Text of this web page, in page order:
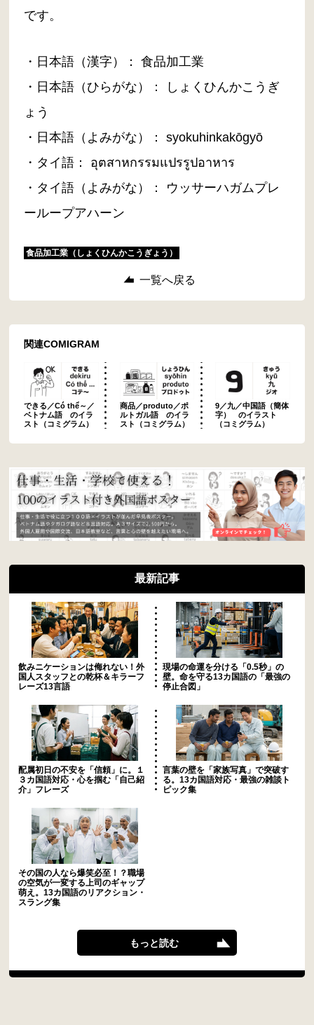
です。
・日本語（漢字）： 食品加工業
・日本語（ひらがな）： しょくひんかこうぎ
ょう
・日本語（よみがな）： syokuhinkakōgyō
・タイ語： อุตสาหกรรมแปรรูปอาหาร
・タイ語（よみがな）： ウッサーハガムプレ
ーループアハーン
食品加工業（しょくひんかこうぎょう）
一覧へ戻る
関連COMIGRAM
できる／Có thể～／
ベトナム語 のイラ
スト（コミグラム）
商品／produto／ポ
ルトガル語 のイラ
スト（コミグラム）
9／九／中国語（簡体
字） のイラスト
（コミグラム）
最新記事
飲みニケーションは侮れない！外
国人スタッフとの乾杯＆キラーフ
レーズ13言語
現場の命運を分ける「0.5秒」の
壁。命を守る13カ国語の「最強の
停止合図」
配属初日の不安を「信頼」に。１
３カ国語対応・心を掴む「自己紹
介」フレーズ
言葉の壁を「家族写真」で突破す
る。13カ国語対応・最強の雑談ト
ピック集
その国の人なら爆笑必至！？職場
の空気が一変する上司のギャップ
萌え。13カ国語のリアクション・
スラング集
もっと読む